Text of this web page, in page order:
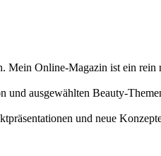
Online-Magazin ist ein
ausgewählten Beauty-
und neue